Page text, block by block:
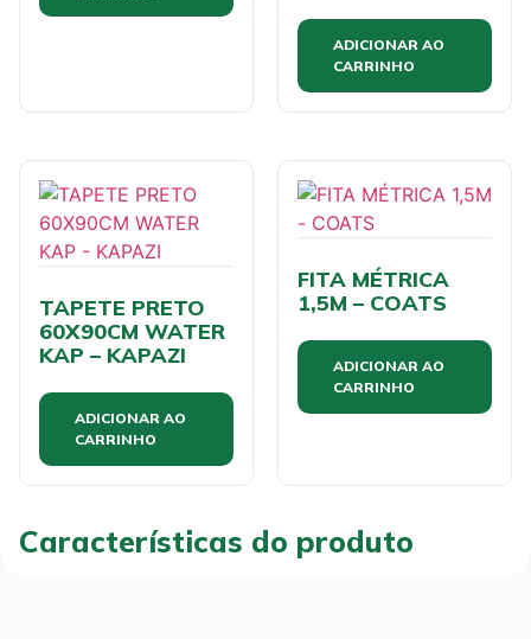
ADICIONAR AO
CARRINHO
TAPETE PRETO
60X90CM WATER
KAP – KAPAZI
ADICIONAR AO
CARRINHO
FITA MÉTRICA
1,5M – COATS
ADICIONAR AO
CARRINHO
Características do produto